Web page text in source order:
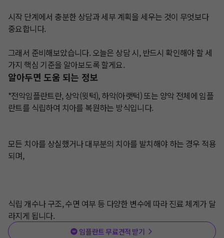
시작 단계에서 충분한 상담과 세부 계획을 세우는 것이 무엇보다
중요합니다.
​그래서 준비해보았습니다. 오늘은 상담 시, 반드시 확인해야 할 세
가지 핵심 기준을 알아보도록 할게요.
알아두면 도움 되는 정보
*전악임플란트란, 상악(윗턱), 하악(아랫턱) 또는 양악 전체에 임플
란트를 식립하여 치아를 복원하는 방식입니다.
모든 치아를 상실했거나 대부분의 치아를 발치해야 하는 경우 적용
되며,
식립 개수나 구조, 수면 여부 등 다양한 변수에 따라 진료 체계가 달
라지게 됩니다.
임플란트 무료견적 받기